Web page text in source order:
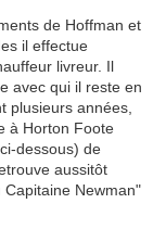
de Hoffman et
il effectue
livreur. Il
avec qui il reste en
plusieurs années,
à Horton Foote
dessous) de
aussitôt
Newman"